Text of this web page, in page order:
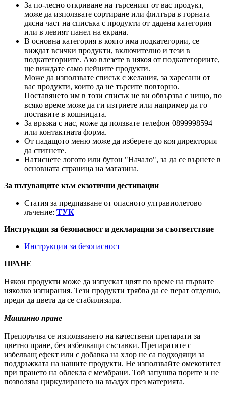
За по-лесно откриване на търсеният от вас продукт,
може да използвате сортиране или филтъра в горната
дясна част на списъка с продукти от дадена категория
или в левият панел на екрана.
В основна категория в която има подкатегории, се
виждат всички продукти, включително и тези в
подкатегориите. Ако влезете в някоя от подкатегориите,
ще виждате само нейните продукти.
Може да използвате списък с желания, за харесани от
вас продукти, които да не търсите повторно.
Поставянето им в този списък не ви обвързва с нищо, по
всяко време може да ги изтриете или например да го
поставите в кошницата.
За връзка с нас, може да ползвате телефон 0899998594
или контактната форма.
От падащото меню може да изберете до коя директория
да стигнете.
Натиснете логото или бутон "Начало", за да се върнете в
основната страница на магазина.
За пътуващите към екзотични дестинации
Статия за предпазване от опасното ултравиолетово
лъчение: ТУК
Инструкции за безопасност и декларации за съответствие
Инструкции за безопасност
ПРАНЕ
Някои продукти може да изпускат цвят по време на първите
няколко изпирания. Тези продукти трябва да се перат отделно,
преди да цвета да се стабилизира.
Машинно пране
Препоръчва се използването на качествени препарати за
цветно пране, без избелващи съставки. Препаратите с
избелващ ефект или с добавка на хлор не са подходящи за
поддръжката на нашите продукти. Не използвайте омекотител
при прането на облекла с мембрани. Той запушва порите и не
позволява циркулирането на въздух през материята.